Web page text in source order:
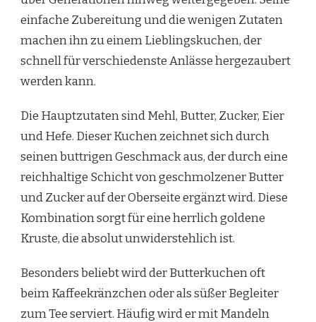
einfache Zubereitung und die wenigen Zutaten
machen ihn zu einem Lieblingskuchen, der
schnell für verschiedenste Anlässe hergezaubert
werden kann.
Die Hauptzutaten sind Mehl, Butter, Zucker, Eier
und Hefe. Dieser Kuchen zeichnet sich durch
seinen buttrigen Geschmack aus, der durch eine
reichhaltige Schicht von geschmolzener Butter
und Zucker auf der Oberseite ergänzt wird. Diese
Kombination sorgt für eine herrlich goldene
Kruste, die absolut unwiderstehlich ist.
Besonders beliebt wird der Butterkuchen oft
beim Kaffeekränzchen oder als süßer Begleiter
zum Tee serviert. Häufig wird er mit Mandeln